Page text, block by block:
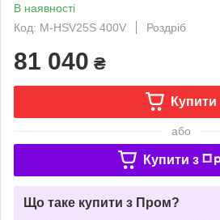
В наявності
Код: M-HSV25S 400V
Роздріб
81 040 ₴
Купити
або
Купити з
Що таке купити з Пром?